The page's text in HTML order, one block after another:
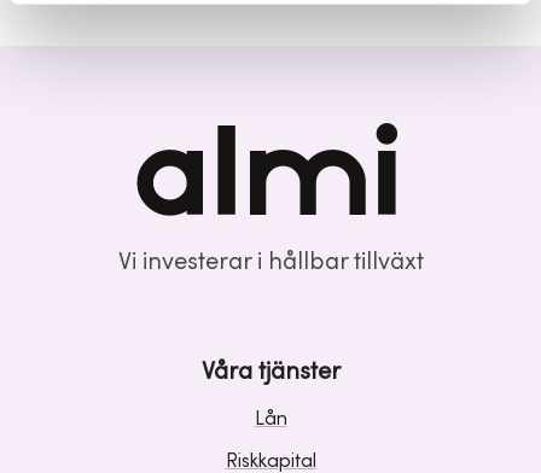
Vi investerar i hållbar tillväxt
Våra tjänster
Lån
Riskkapital